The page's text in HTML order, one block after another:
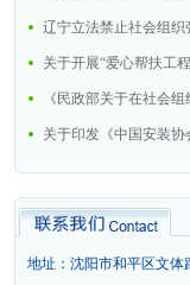
地址：沈阳市和平区文体